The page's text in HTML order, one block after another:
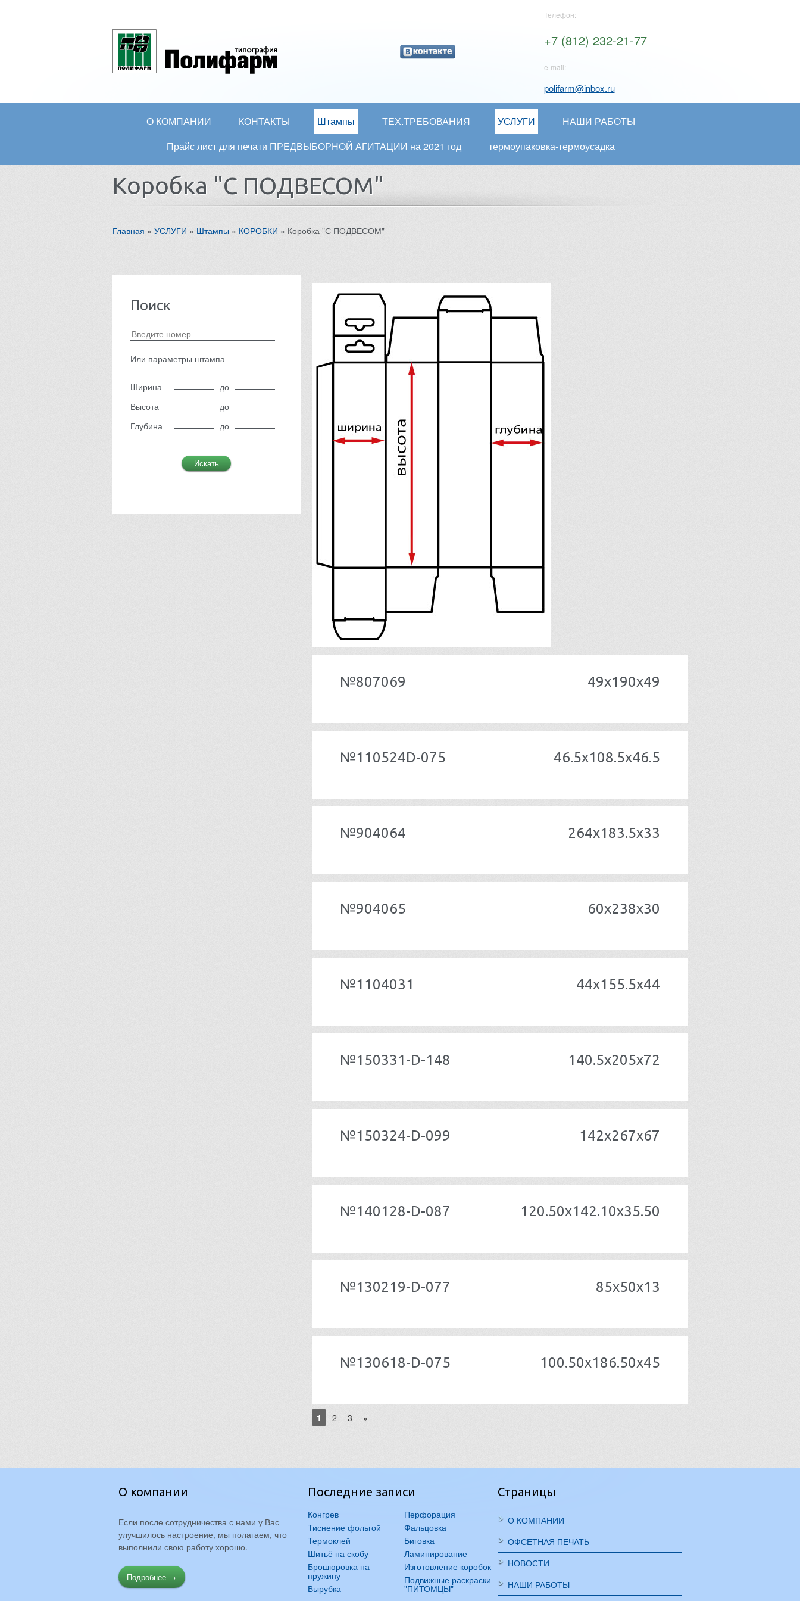
Телефон:
+7 (812) 232-21-77
e-mail:
polifarm@inbox.ru
О КОМПАНИИ КОНТАКТЫ Штампы ТЕХ.ТРЕБОВАНИЯ УСЛУГИ
НАШИ РАБОТЫ
Прайс лист для печати ПРЕДВЫБОРНОЙ АГИТАЦИИ на 2021 год
термоупаковка-термоусадка
Коробка "С ПОДВЕСОМ"
Главная » УСЛУГИ » Штампы » КОРОБКИ » Коробка "С ПОДВЕСОМ"
Поиск
Или параметры штампа
Ширина
до
Высота
до
Глубина
до
№807069 49x190x49
№110524D-075 46.5x108.5x46.5
№904064 264x183.5x33
№904065 60x238x30
№1104031 44x155.5x44
№150331-D-148 140.5x205x72
№150324-D-099 142x267x67
№140128-D-087 120.50x142.10x35.50
№130219-D-077 85x50x13
№130618-D-075 100.50x186.50x45
1 2 3 »
О компании
Если после сотрудничества с нами у Вас
улучшилось настроение, мы полагаем, что
выполнили свою работу хорошо.
Подробнее →
Последние записи
Конгрев
Тиснение фольгой
Термоклей
Шитьё на скобу
Брошюровка на
пружину
Вырубка
Перфорация
Фальцовка
Биговка
Ламинирование
Изготовление коробок
Подвижные раскраски
"ПИТОМЦЫ"
Страницы
О КОМПАНИИ
ОФСЕТНАЯ ПЕЧАТЬ
НОВОСТИ
НАШИ РАБОТЫ